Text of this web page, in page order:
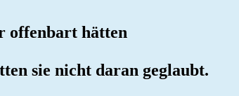
offenbart hätten
sie nicht daran geglaubt.